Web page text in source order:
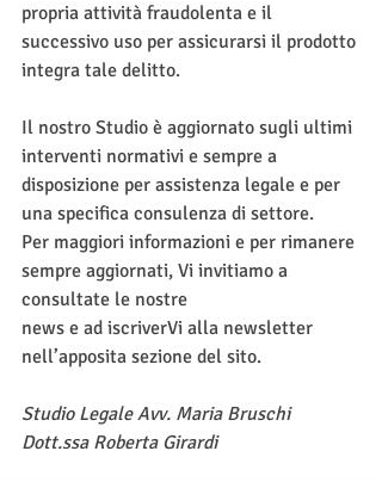
propria attività fraudolenta e il
successivo uso per assicurarsi il prodotto
integra tale delitto.
Il nostro Studio è aggiornato sugli ultimi
interventi normativi e sempre a
disposizione per assistenza legale e per
una specifica consulenza di settore.
Per maggiori informazioni e per rimanere
sempre aggiornati, Vi invitiamo a
consultate le nostre
news e ad iscriverVi alla newsletter
nell’apposita sezione del sito.
Studio Legale Avv. Maria Bruschi
Dott.ssa Roberta Girardi